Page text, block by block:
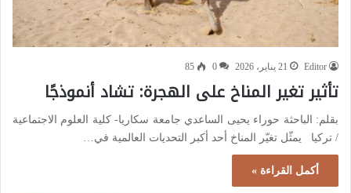
Editor 21 يناير، 2026 0
85
تأثير تغير المناخ على الهجرة: تشاد أنموذجًا
بقلم: الباحثة حوراء يحيى الساعدي جامعة سكاريا- كلية العلوم الاجتماعية
/ تركيا يمثّل تغيّر المناخ أحد أكبر التحديات العالمية في…
أكمل القراءة »